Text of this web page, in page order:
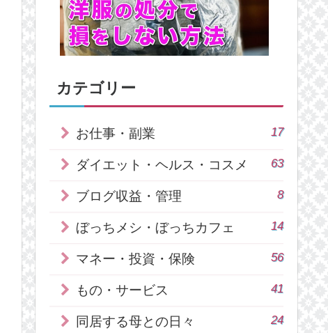
カテゴリー
お仕事・副業 17
ダイエット・ヘルス・コスメ 63
ブログ収益・管理 8
ぼっちメシ・ぼっちカフェ 14
マネー・投資・保険 56
もの・サービス 41
同居する母との日々 24